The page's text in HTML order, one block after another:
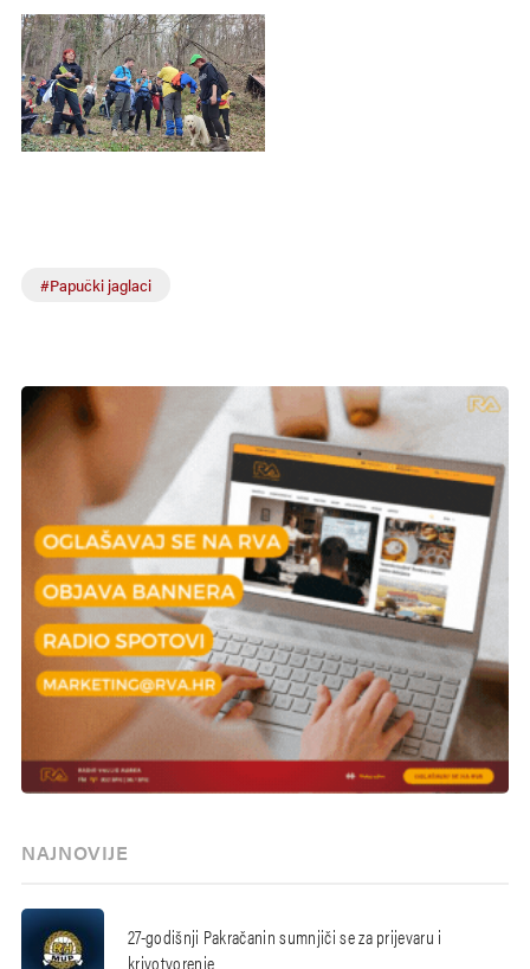
#Papučki jaglaci
NAJNOVIJE
27-godišnji Pakračanin sumnjiči se za prijevaru i
krivotvorenje